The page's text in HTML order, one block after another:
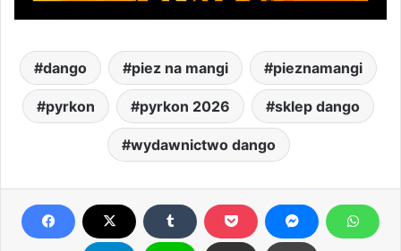
dango piez na mangi pieznamangi
pyrkon pyrkon 2026 sklep dango
wydawnictwo dango